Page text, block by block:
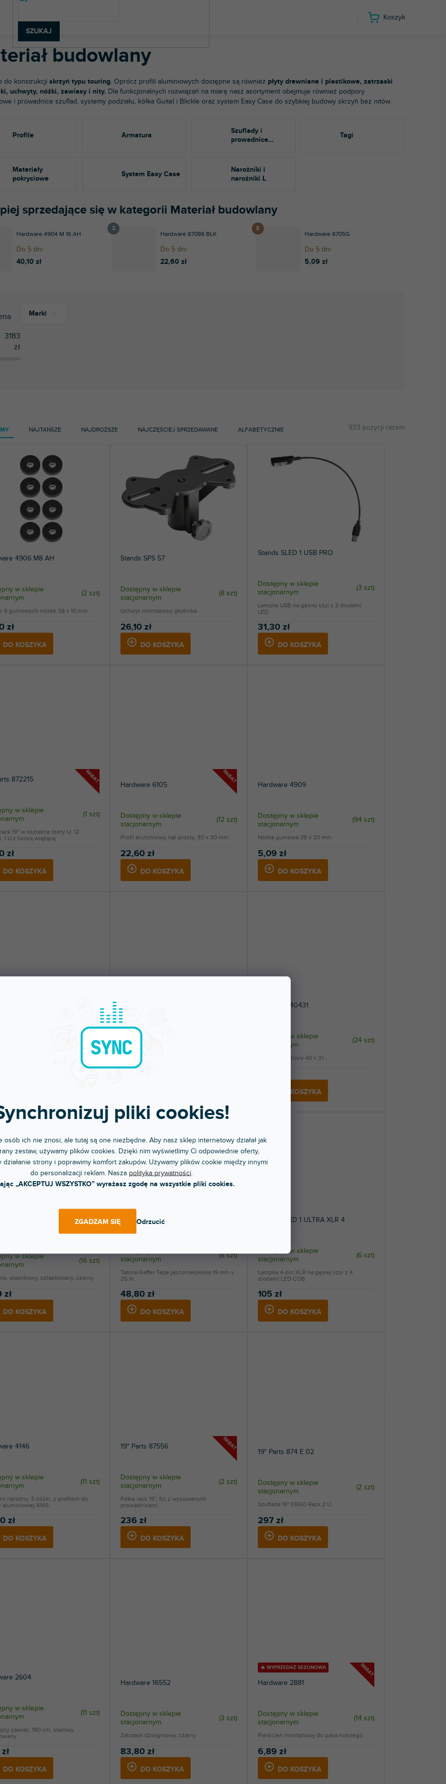
pliki cookies!
osób ich nie znosi, ale tutaj są one niezbędne. Aby nasz sklep internetowy działał jak
zestaw, używamy plików cookies. Dzięki nim wyświetlimy Ci odpowiednie oferty,
działanie strony i poprawimy komfort zakupów. Używamy plików cookie między innymi
do personalizacji reklam. Nasza polityka prywatności.
„AKCEPTUJ WSZYSTKO” wyrażasz zgodę na wszystkie pliki cookies.
Odrzucić
ZGADZAM SIĘ
SZUKAJ
Koszyk
budowlany
budowlany
do konstrukcji skrzyń typu touring. Oprócz profili aluminiowych dostępne są również płyty drewniane i plastikowe, zatrzaski
uchwyty, nóżki, zawiasy i nity. Dla funkcjonalnych rozwiązań na miarę nasz asortyment obejmuje również podpory
i prowadnice szuflad, systemy podziału, kółka Guitel i Blickle oraz system Easy Case do szybkiej budowy skrzyń bez nitów.
Profile Armatura
Szuflady i
prowadnice
Tagi
Materiały
pokryciowe
System Easy Case
Narożniki i
narożniki L
sprzedające się w kategorii Materiał budowlany
Hardware 4904 M 16 AH
Do 5 dni
40,10 zł
Hardware 87086 BLK
Do 5 dni
22,60 zł
Hardware 8705G
Do 5 dni
5,09 zł
NAJTAŃSZE NAJDROŻSZE NAJCZĘŚCIEJ SPRZEDAWANE ALFABETYCZNIE 933 pozycji razem
3183
zł
Marki
Gravity
Palmer
Tente
Zomo
4906 M8 AH
w sklepie
(2 szt)
zł
DO KOSZYKA
8 gumowych nóżek 38 x 10 mm.
Stands SPS 57
Dostępny w sklepie
stacjonarnym
(8 szt)
26,10 zł
DO KOSZYKA
Uchwyt montażowy głośnika.
Stands SLED 1 USB PRO
Dostępny w sklepie
stacjonarnym
(3 szt)
31,30 zł
DO KOSZYKA
Lampka USB na gęsiej szyi z 2 diodami
LED.
RABAT
872215
w sklepie
(1 szt)
zł
DO KOSZYKA
19" w kształcie litery U, 12
1 U z listwą wiążącą.
RABAT
Hardware 6105
Dostępny w sklepie
stacjonarnym
(12 szt)
22,60 zł
DO KOSZYKA
Profil aluminiowy, kąt prosty, 30 x 30 mm.
Hardware 4909
Dostępny w sklepie
stacjonarnym
(94 szt)
5,09 zł
DO KOSZYKA
Nóżka gumowa 38 x 20 mm.
(3 szt
Dostępny w sklepie
stacjonarnym
Hardware 40431
Dostępny w sklepie
stacjonarnym
(24 szt)
DO KOSZYKA
Wspornik kątowy 40 x 31.
w sklepie
(16 szt)
zł
DO KOSZYKA
plastikowy, sztaplowany, czarny.
Accessories 58064 LTBLU
stacjonarnym
(8 szt)
48,80 zł
DO KOSZYKA
Taśma Gaffer Tape jasnoniebieska 19 mm x
25 m.
Stands SLED 1 ULTRA XLR 4
Dostępny w sklepie
stacjonarnym
(6 szt)
105 zł
DO KOSZYKA
Lampka 4-pin XLR na gęsiej szyi z 4
diodami LED COB.
4146
w sklepie
(11 szt)
zł
DO KOSZYKA
narożny, 3 nóżki, z profilem do
aluminiowej 6145.
RABAT
19" Parts 87556
Dostępny w sklepie
stacjonarnym
(2 szt)
236 zł
DO KOSZYKA
Półka rack 19", 1U, z wysuwanymi
prowadnicami.
19" Parts 874 E 02
Dostępny w sklepie
stacjonarnym
(2 szt)
297 zł
DO KOSZYKA
Szuflada 19" ERGO Rack 2 U.
2604
w sklepie
(11 szt)
DO KOSZYKA
zawias, 180 cm, stalowy,
Hardware 16552
Dostępny w sklepie
stacjonarnym
(3 szt)
83,80 zł
DO KOSZYKA
Zatrzask dźwigniowy, czarny.
RABAT
🔥 WYPRZEDAŻ SEZONOWA
Hardware 2881
Dostępny w sklepie
stacjonarnym
(14 szt)
6,89 zł
DO KOSZYKA
Pierścień montażowy do pasa nośnego.